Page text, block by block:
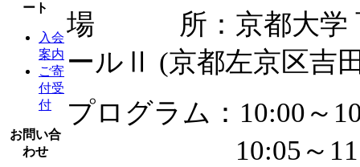
ート
入会
案内
ご寄
付受
付
お問い合
わせ
場 所：京都大学 百
ールⅡ (京都左京区吉
プログラム：10:00～
10:05～11:05